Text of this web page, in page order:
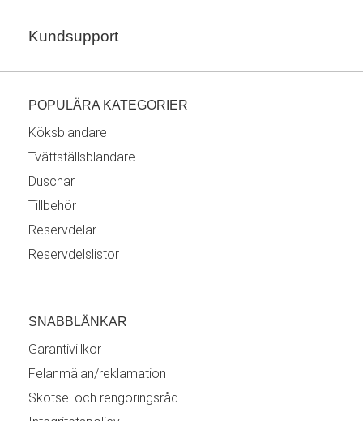
Kundsupport
POPULÄRA KATEGORIER
Köksblandare
Tvättställsblandare
Duschar
Tillbehör
Reservdelar
Reservdelslistor
SNABBLÄNKAR
Garantivillkor
Felanmälan/reklamation
Skötsel och rengöringsråd